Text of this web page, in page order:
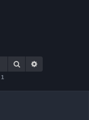
Rechercher
1